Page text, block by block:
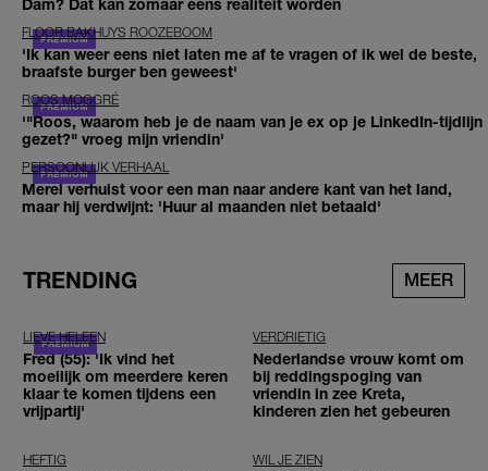
Dam? Dat kan zomaar eens realiteit worden
FLOOR BAKHUYS ROOZEBOOM
'Ik kan weer eens niet laten me af te vragen of ik wel de beste,
braafste burger ben geweest'
ROOS MOGGRÉ
'"Roos, waarom heb je de naam van je ex op je LinkedIn-tijdlijn
gezet?" vroeg mijn vriendin'
PERSOONLIJK VERHAAL
Merel verhuist voor een man naar andere kant van het land,
maar hij verdwijnt: 'Huur al maanden niet betaald'
TRENDING MEER
LIEVE HELEEN
Fred (55): 'Ik vind het
moeilijk om meerdere keren
klaar te komen tijdens een
vrijpartij'
VERDRIETIG
Nederlandse vrouw komt om
bij reddingspoging van
vriendin in zee Kreta,
kinderen zien het gebeuren
HEFTIG WIL JE ZIEN